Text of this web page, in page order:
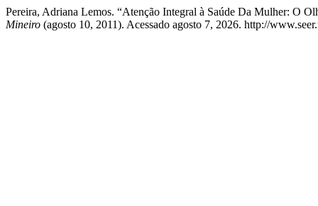
Pereira, Adriana Lemos. “Atenção Integral à Saúde Da Mulher: O
Mineiro (agosto 10, 2011). Acessado agosto 7, 2026. http://